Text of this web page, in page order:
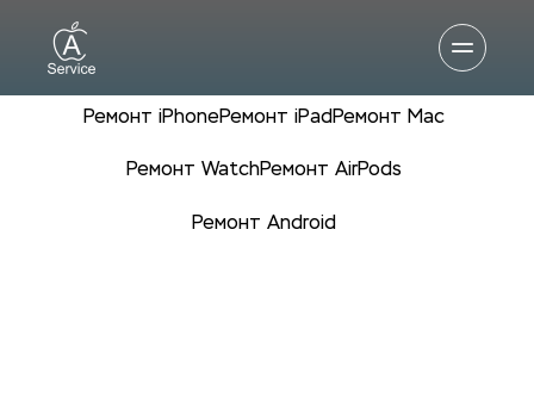
Ремонт iPhoneРемонт iPad Ремонт Mac
Ремонт WatchРемонт AirPods
Ремонт Android